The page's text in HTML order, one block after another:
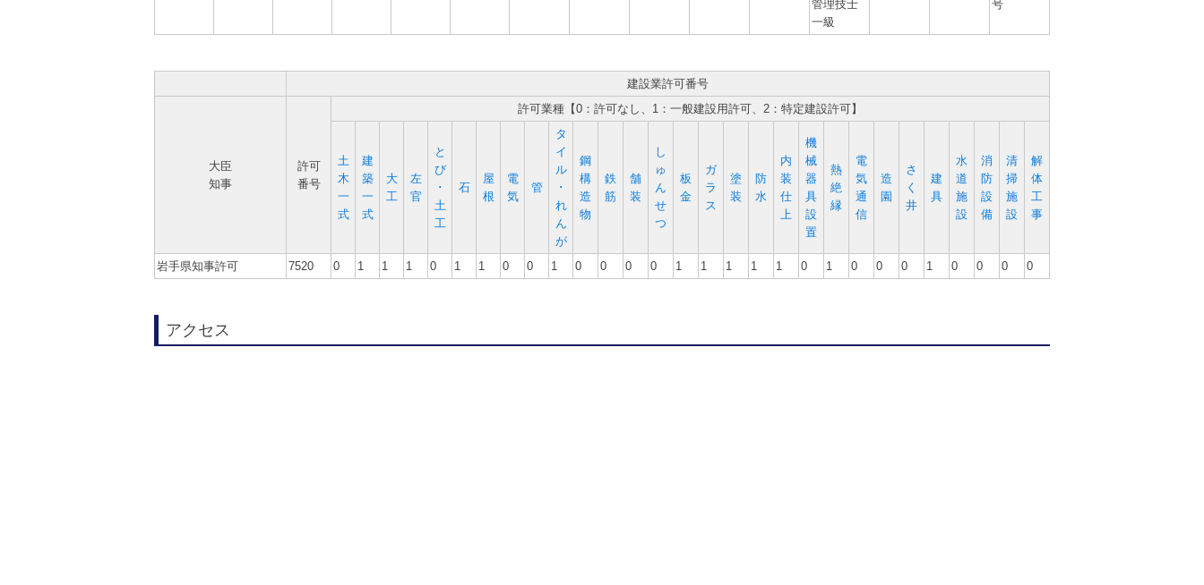
管理技士
一級
号
建設業許可番号
大臣
知事
許可
番号
許可業種【0：許可なし、1：一般建設用許可、2：特定建設許可】
土
木
一
式
建
築
一
式
大
工
左
官
と
び
･
土
工
石
屋
根
電
気
管
タ
イ
ル
･
れ
ん
が
鋼
構
造
物
鉄
筋
舗
装
し
ゅ
ん
せ
つ
板
金
ガ
ラ
ス
塗
装
防
水
内
装
仕
上
機
械
器
具
設
置
熱
絶
縁
電
気
通
信
造
園
さ
く
井
建
具
水
道
施
設
消
防
設
備
清
掃
施
設
解
体
工
事
岩手県知事許可 7520 0 1 1 1 0 1 1 0 0 1 0 0 0 0 1 1 1 1 1 0 1 0 0 0 1 0 0 0 0
アクセス